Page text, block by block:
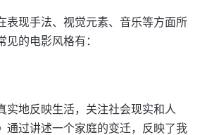
表现手法、视觉元素、音乐等方面所
见的电影风格有：
实地反映生活，关注社会现实和人
通过讲述一个家庭的变迁，反映了我